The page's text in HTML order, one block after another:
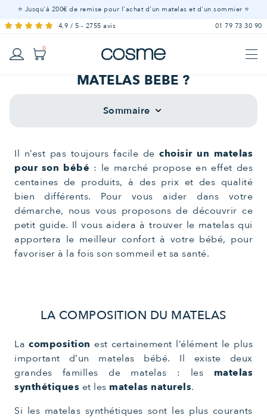
⭐ Jusqu'à 200€ de remise pour l'achat d'un matelas et d'un sommier ⭐
4,9 / 5 - 2755 avis
01 79 73 30 90
0
LITERIE ADULTE - À partir de 15 ans
naturelsressorts
matelas
matelasSommiers
Linge
LITERIE ENFANT - De 3 à 15 ans
cabane
MobilierOreillerCouettesLinge
de lit
Protection
de literie
LITERIE BÉBÉ - De 0 à 5 ans
couette
housse
bébé
COMMENT CHOISIR SON
MATELAS BÉBÉ ?
Sommaire keyboard_arrow_down
Il n’est pas toujours facile de choisir un matelas
pour son bébé : le marché propose en effet des
centaines de produits, à des prix et des qualité
bien différents. Pour vous aider dans votre
démarche, nous vous proposons de découvrir ce
petit guide. Il vous aidera à trouver le matelas qui
apportera le meilleur confort à votre bébé, pour
favoriser à la fois son sommeil et sa santé.
LA COMPOSITION DU MATELAS
Lacomposition est certainement l’élément le plus
important d’un matelas bébé. Il existe deux
grandes familles de matelas : les matelas
synthétiques et les matelas naturels.
Si les matelas synthétiques sont les plus courants